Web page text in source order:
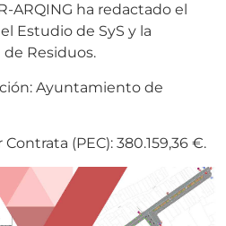
ARQING ha redactado el
Estudio de SyS y la
Residuos.
Ayuntamiento de
(PEC): 380.159,36 €.